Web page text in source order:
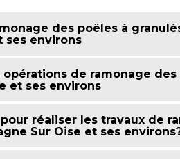
des poêles à
ses environs
opérations de ramonage
et ses environs
réaliser les travaux de
Sur Oise et ses